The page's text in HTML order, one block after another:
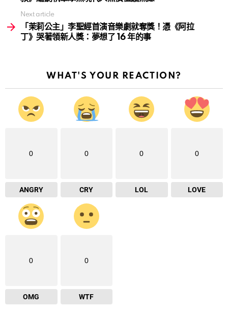
Next article
「茉莉公主」李聖經首演音樂劇就奪獎！憑《阿拉
丁》哭著領新人獎：夢想了 16 年的事
WHAT'S YOUR REACTION?
0
ANGRY
0
CRY
0
LOL
0
LOVE
0
OMG
0
WTF